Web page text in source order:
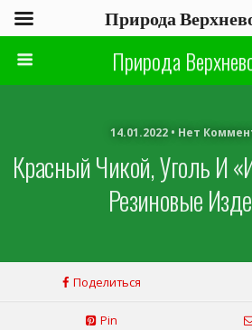
Природа
14.01.2022 • Нет
Красный Чикой, Уголь И
Резиновые
Поделиться
Pin
Природа